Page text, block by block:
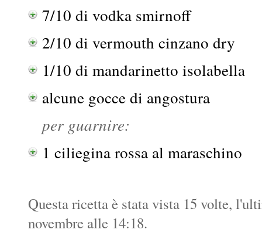
7/10 di vodka smirnoff
2/10 di vermouth cinzano dry
1/10 di mandarinetto isolabella
alcune gocce di angostura
per guarnire:
1 ciliegina rossa al maraschino
Questa ricetta è stata vista 15 volte,
novembre alle 14:18.